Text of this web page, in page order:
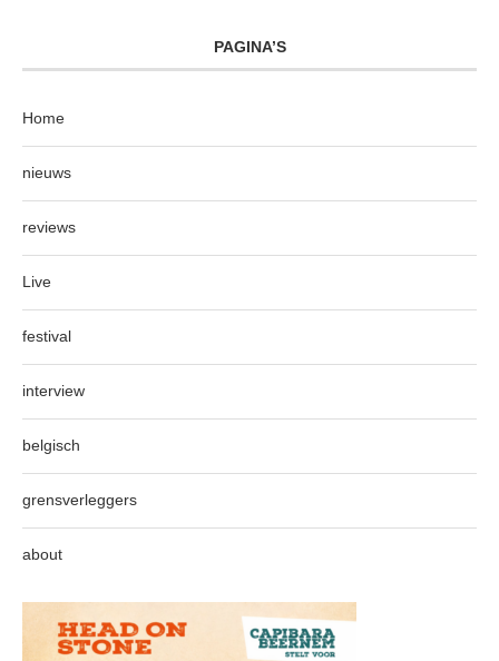
PAGINA’S
Home
nieuws
reviews
Live
festival
interview
belgisch
grensverleggers
about